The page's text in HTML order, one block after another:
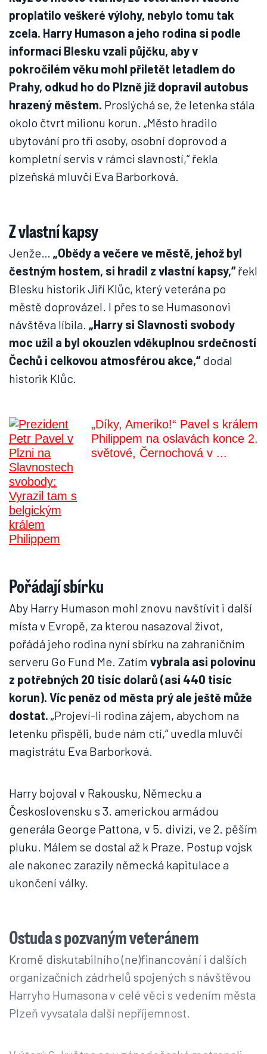
proplatilo veškeré výlohy, nebylo tomu tak
zcela. Harry Humason a jeho rodina si podle
informací Blesku vzali půjčku, aby v
pokročilém věku mohl přiletět letadlem do
Prahy, odkud ho do Plzně již dopravil autobus
hrazený městem. Proslýchá se, že letenka stála
okolo čtvrt milionu korun. „Město hradilo
ubytování pro tři osoby, osobní doprovod a
kompletní servis v rámci slavností,“ řekla
plzeňská mluvčí Eva Barborková.
Z vlastní kapsy
Jenže… „Obědy a večere ve městě, jehož byl
čestným hostem, si hradil z vlastní kapsy,“řekl
Blesku historik Jiří Klůc, který veterána po
městě doprovázel. I přes to se Humasonovi
návštěva líbila. „Harry si Slavnosti svobody
moc užil a byl okouzlen vděkuplnou srdečností
Čechů i celkovou atmosférou akce,“dodal
historik Klůc.
„Díky, Ameriko!“ Pavel s králem
Philippem na oslavách konce 2.
světové, Černochová v ...
Pořádají sbírku
Aby Harry Humason mohl znovu navštívit i další
místa v Evropě, za kterou nasazoval život,
pořádá jeho rodina nyní sbírku na zahraničním
serveru Go Fund Me. Zatím vybrala asi polovinu
z potřebných 20 tisíc dolarů (asi 440 tisíc
korun). Víc peněz od města prý ale ještě může
dostat. „Projeví-li rodina zájem, abychom na
letenku přispěli, bude nám ctí,“ uvedla mluvčí
magistrátu Eva Barborková.
Harry bojoval v Rakousku, Německu a
Československu s 3. americkou armádou
generála George Pattona, v 5. divizi, ve 2. pěším
pluku. Málem se dostal až k Praze. Postup vojsk
ale nakonec zarazily německá kapitulace a
ukončení války.
Ostuda s pozvaným veteránem
Kromě diskutabilního (ne)financování i dalších
organizačních zádrhelů spojených s návštěvou
Harryho Humasona v celé věci s vedením města
Plzeň vyvsatala další nepříjemnost.